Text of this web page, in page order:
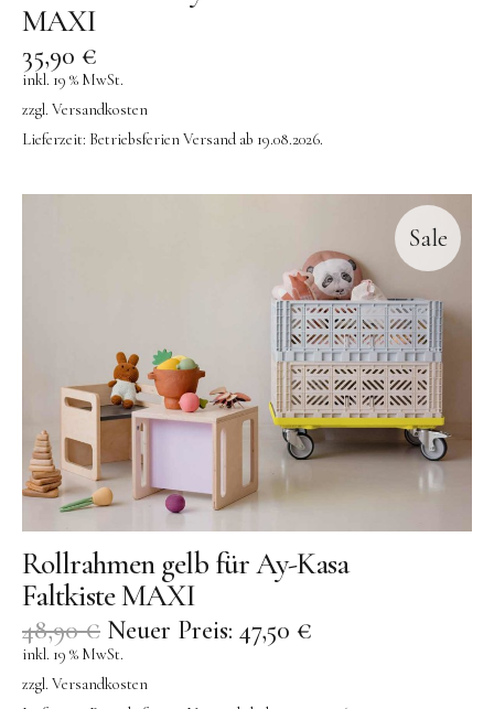
MAXI
35,90 €
inkl. 19 % MwSt.
zzgl. Versandkosten
Lieferzeit: Betriebsferien Versand ab 19.08.2026.
Sale
Rollrahmen gelb für Ay-Kasa
Faltkiste MAXI
48,90€ Neuer Preis: 47,50 €
inkl. 19 % MwSt.
zzgl. Versandkosten